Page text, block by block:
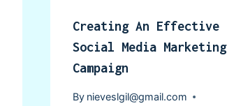
Creating An Effective
Social Media Marketing
Campaign
By nieveslgil@gmail.com